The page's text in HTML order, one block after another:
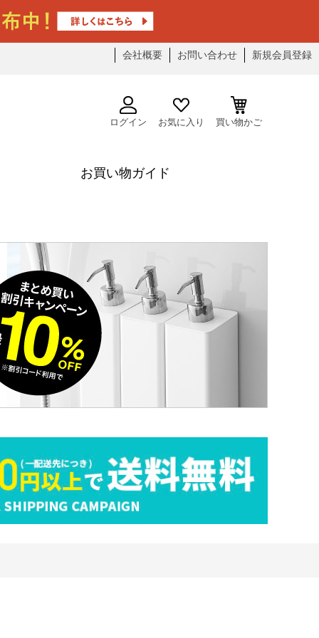
会社概要 お問い合わせ 新規会員登録
ログイン お気に入り 買い物かご
お買い物ガイド